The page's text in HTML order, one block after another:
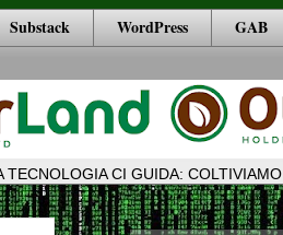
Substack WordPress GAB
TECNOLOGIA CI GUIDA: